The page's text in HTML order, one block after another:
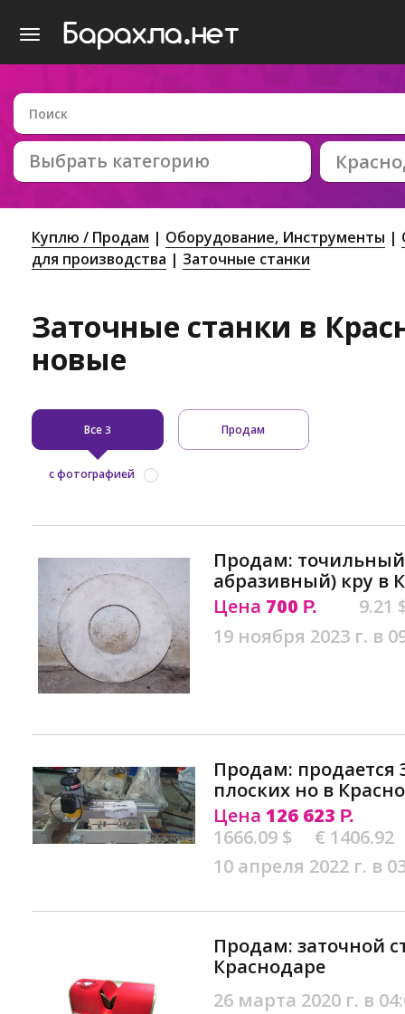
Выбрать категорию
Куплю / Продам Оборудование, Инструменты
для производства
Заточные станки
Заточные станки в
новые
Все3 Продам
с фотографией
Продам:
абразивный) кру в
Цена 700 Р.
9.21
19 ноября 2023 г. в
Продам: продается
плоских но в
Цена 126 623 Р.
1666.09 $
€ 1406.92
10 апреля 2022 г. в
Продам: заточной
Краснодаре
26 марта 2020 г. в